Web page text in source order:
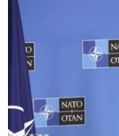
Đoàn công tác
với Phòng
Thành phố